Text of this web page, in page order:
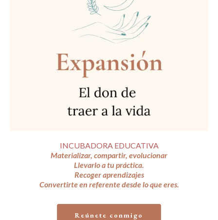
INCUBADORA EDUCATIVA
Materializar, compartir, evolucionar
Llevarlo a tu práctica.
Recoger aprendizajes
Convertirte en referente desde lo que eres.
Reúnete conmigo